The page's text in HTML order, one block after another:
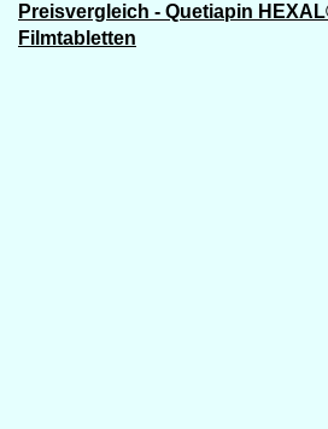
Preisvergleich - Quetiapin
Filmtabletten